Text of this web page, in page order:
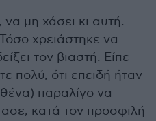
μη χάσει κι αυτή.
χρειάστηκε να
τον βιαστή. Είπε
πολύ, ότι επειδή ήταν
παραλίγο να
κατά τον προσφιλή